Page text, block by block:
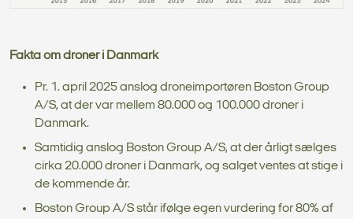
Fakta om droner i Danmark
Pr. 1. april 2025 anslog droneimportøren Boston Group
A/S, at der var mellem 80.000 og 100.000 droner i
Danmark.
Samtidig anslog Boston Group A/S, at der årligt sælges
cirka 20.000 droner i Danmark, og salget ventes at stige i
de kommende år.
Boston Group A/S står ifølge egen vurdering for 80% af